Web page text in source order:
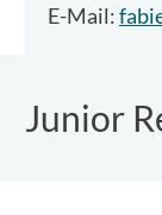
E-Mail:
Junior